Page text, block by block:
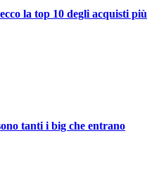
la top 10 degli acquisti più
tanti i big che entrano